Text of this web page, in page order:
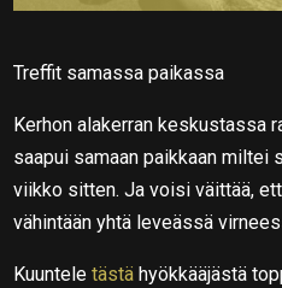
Treffit samassa paikassa
Kerhon alakerran keskustassa
saapui samaan paikkaan miltei
viikko sitten. Ja voisi väittää,
vähintään yhtä leveässä
Kuunteletästä hyökkääjästä